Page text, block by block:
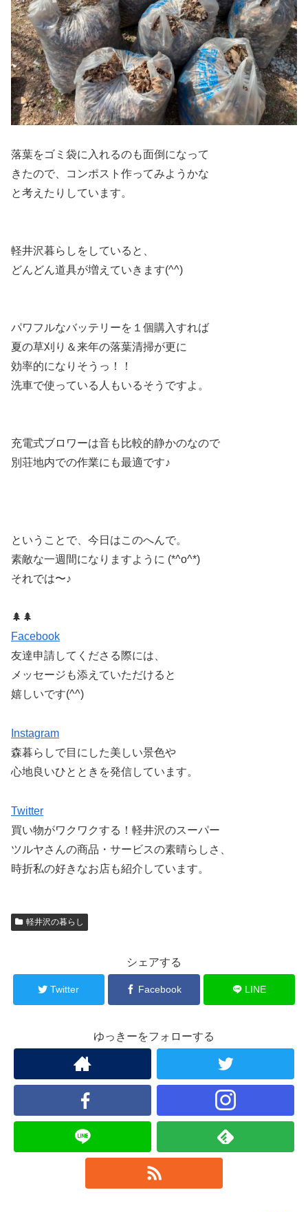
落葉をゴミ袋に入れるのも面倒になって
きたので、コンポスト作ってみようかな
と考えたりしています。
軽井沢暮らしをしていると、
どんどん道具が増えていきます(^^)
パワフルなバッテリーを１個購入すれば
夏の草刈り＆来年の落葉清掃が更に
効率的になりそうっ！！
洗車で使っている人もいるそうですよ。
充電式ブロワーは音も比較的静かのなので
別荘地内での作業にも最適です♪
ということで、今日はこのへんで。
素敵な一週間になりますように (*^o^*)
それでは〜♪
🌲🌲
Facebook
友達申請してくださる際には、
メッセージも添えていただけると
嬉しいです(^^)
Instagram
森暮らしで目にした美しい景色や
心地良いひとときを発信しています。
Twitter
買い物がワクワクする！軽井沢のスーパー
ツルヤさんの商品・サービスの素晴らしさ、
時折私の好きなお店も紹介しています。
軽井沢の暮らし
シェアする
Twitter Facebook LINE
ゆっきーをフォローする